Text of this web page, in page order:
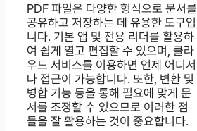
PDF 파일은 다양한 형식으로 문서를
공유하고 저장하는 데 유용한 도구입
니다. 기본 앱 및 전용 리더를 활용하
여 쉽게 열고 편집할 수 있으며, 클라
우드 서비스를 이용하면 언제 어디서
나 접근이 가능합니다. 또한, 변환 및
병합 기능 등을 통해 필요에 맞게 문
서를 조정할 수 있으므로 이러한 점
들을 잘 활용하는 것이 중요합니다.